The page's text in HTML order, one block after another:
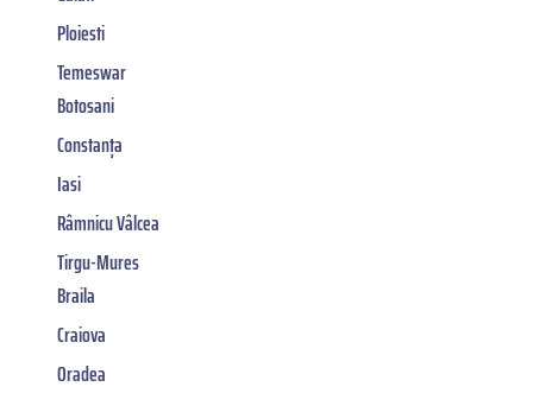
Ploiesti
Temeswar
Botosani
Constanța
Iasi
Râmnicu Vâlcea
Tirgu-Mures
Braila
Craiova
Oradea